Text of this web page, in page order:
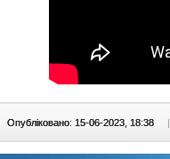
Опубліковано: 15-06-2023, 18:38 |